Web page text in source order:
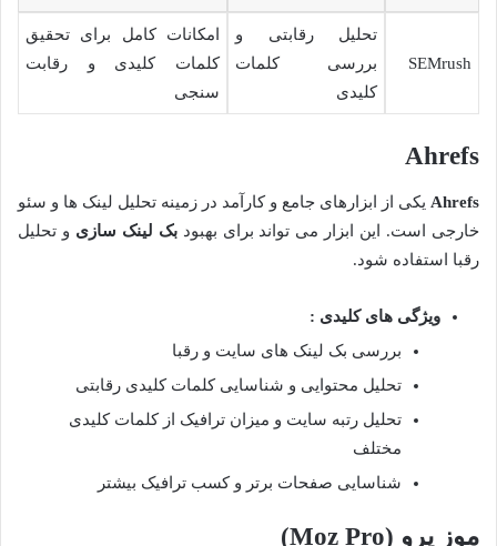
SEMrush
تحلیل رقابتی و
بررسی کلمات
کلیدی
امکانات کامل برای تحقیق
کلمات کلیدی و رقابت
سنجی
Ahrefs
Ahrefs یکی از ابزارهای جامع و کارآمد در زمینه تحلیل لینک ها و سئو
خارجی است. این ابزار می تواند برای بهبودبک لینک سازی و تحلیل
رقبا استفاده شود.
ویژگی های کلیدی :
بررسی بک لینک های سایت و رقبا
تحلیل محتوایی و شناسایی کلمات کلیدی رقابتی
تحلیل رتبه سایت و میزان ترافیک از کلمات کلیدی
مختلف
شناسایی صفحات برتر و کسب ترافیک بیشتر
موز پرو (Moz Pro)